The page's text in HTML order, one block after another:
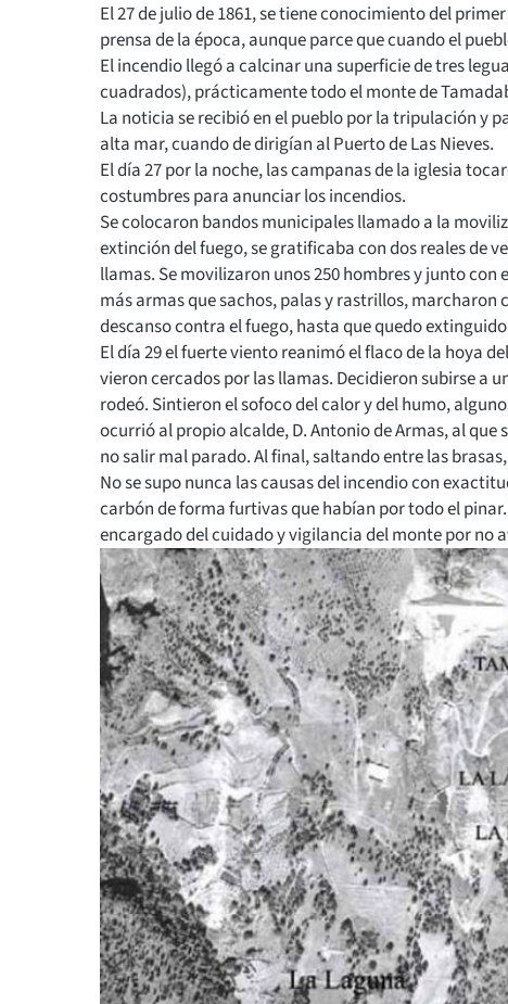
El 27 de julio de 1861, se tiene conocimiento del
prensa de la época, aunque parce que cuando el
El incendio llegó a calcinar una superficie de tres
cuadrados), prácticamente todo el monte de
La noticia se recibió en el pueblo por la tripulación y
alta mar, cuando de dirigían al Puerto de Las Nieves.
El día 27 por la noche, las campanas de la iglesia
costumbres para anunciar los incendios.
Se colocaron bandos municipales llamado a la
extinción del fuego, se gratificaba con dos reales de
llamas. Se movilizaron unos 250 hombres y junto
más armas que sachos, palas y rastrillos,
descanso contra el fuego, hasta que quedo
El día 29 el fuerte viento reanimó el flaco de la hoya
vieron cercados por las llamas. Decidieron subirse a
rodeó. Sintieron el sofoco del calor y del humo,
ocurrió al propio alcalde, D. Antonio de Armas, al que
no salir mal parado. Al final, saltando entre las
No se supo nunca las causas del incendio con
carbón de forma furtivas que habían por todo el
encargado del cuidado y vigilancia del monte por no